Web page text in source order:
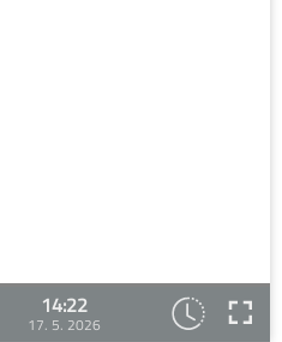
14:22
17. 5. 2026